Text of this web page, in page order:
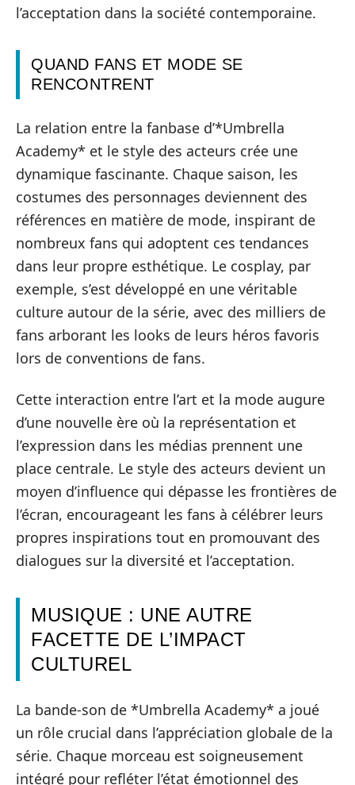
l’acceptation dans la société contemporaine.
QUAND FANS ET MODE SE
RENCONTRENT
La relation entre la fanbase d’*Umbrella
Academy* et le style des acteurs crée une
dynamique fascinante. Chaque saison, les
costumes des personnages deviennent des
références en matière de mode, inspirant de
nombreux fans qui adoptent ces tendances
dans leur propre esthétique. Le cosplay, par
exemple, s’est développé en une véritable
culture autour de la série, avec des milliers de
fans arborant les looks de leurs héros favoris
lors de conventions de fans.
Cette interaction entre l’art et la mode augure
d’une nouvelle ère où la représentation et
l’expression dans les médias prennent une
place centrale. Le style des acteurs devient un
moyen d’influence qui dépasse les frontières de
l’écran, encourageant les fans à célébrer leurs
propres inspirations tout en promouvant des
dialogues sur la diversité et l’acceptation.
MUSIQUE : UNE AUTRE
FACETTE DE L’IMPACT
CULTUREL
La bande-son de *Umbrella Academy* a joué
un rôle crucial dans l’appréciation globale de la
série. Chaque morceau est soigneusement
intégré pour refléter l’état émotionnel des